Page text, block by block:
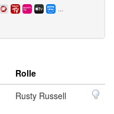
...
Rolle
Rusty Russell